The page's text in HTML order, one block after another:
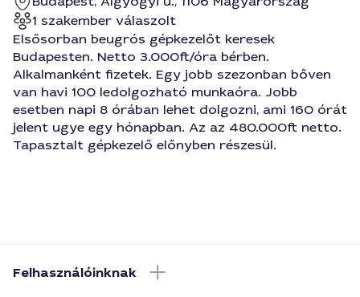
1 szakember válaszolt
Elsősorban beugrós gépkezelőt keresek
Budapesten. Netto 3.000ft/óra bérben.
Alkalmanként fizetek. Egy jobb szezonban bőven
van havi 100 ledolgozható munkaóra. Jobb
esetben napi 8 órában lehet dolgozni, ami 160 órát
jelent ugye egy hónapban. Az az 480.000ft netto.
Tapasztalt gépkezelő előnyben részesül.
Felhasználóinknak